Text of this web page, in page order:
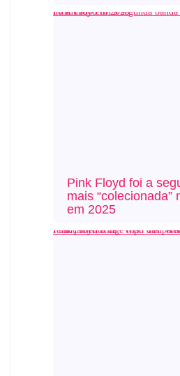
Pink Floyd foi a segunda banda mais “colecionada” no mundo em 2025
Pink Floyd foi a
mais “colecionada”
em 2025
Pink Floyd atinge topo das paradas com relançamento de “Wish